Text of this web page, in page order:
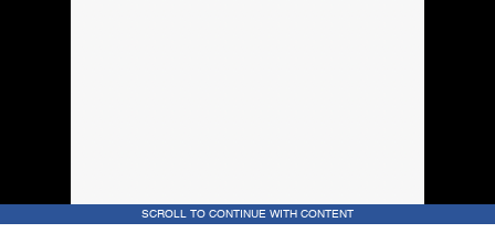
SCROLL TO CONTINUE WITH CONTENT